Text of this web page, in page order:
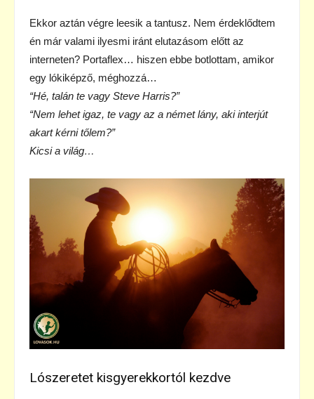
Ekkor aztán végre leesik a tantusz. Nem érdeklődtem
én már valami ilyesmi iránt elutazásom előtt az
interneten? Portaflex… hiszen ebbe botlottam, amikor
egy lókiképző, méghozzá…
“Hé, talán te vagy Steve Harris?”
“Nem lehet igaz, te vagy az a német lány, aki interjút
akart kérni tőlem?”
Kicsi a világ…
Lószeretet kisgyerekkortól kezdve